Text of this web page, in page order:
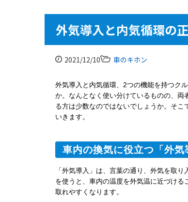
外気導入と内気循環の
2021/12/10 車のキホン
外気導入と内気循環、 2つの機能を持つク
か。なんとなく使い分けているものの、
る方は少数なのではないでしょうか。そ
いきます。
車内の換気に役立つ「外気
「外気導入」は、言葉の通り、外気を取
を使うと、車内の温度を外気温に近づけ
取れやすくなります。